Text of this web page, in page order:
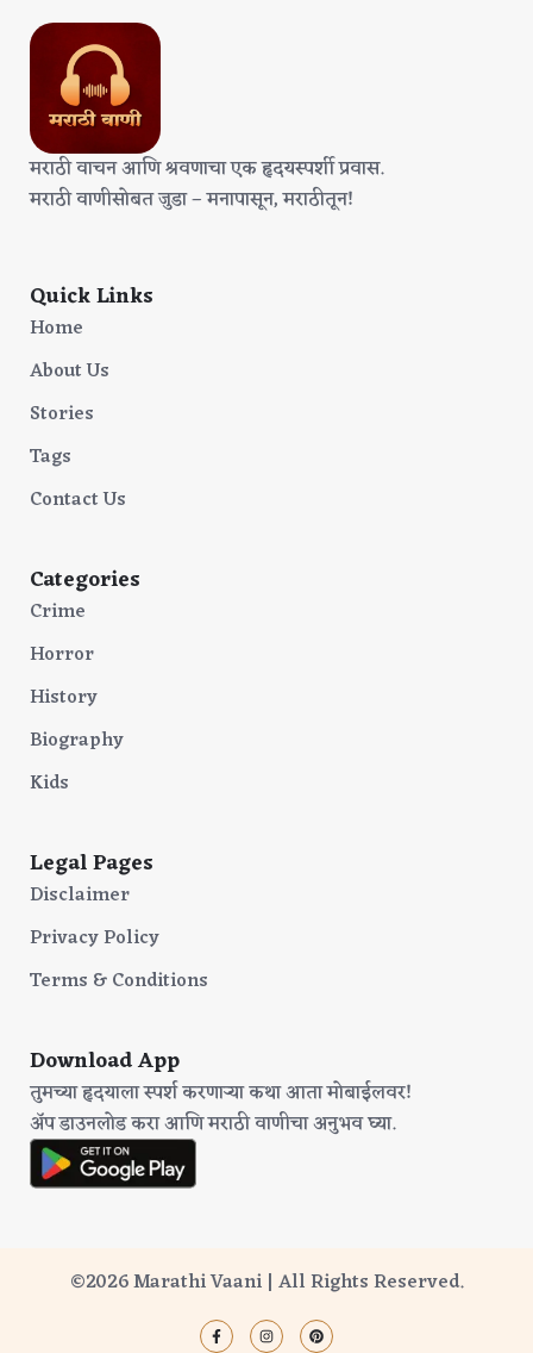
मराठी वाचन आणि श्रवणाचा एक हृदयस्पर्शी प्रवास.
मराठी वाणीसोबत जुडा – मनापासून, मराठीतून!
Quick Links
Home
About Us
Stories
Tags
Contact Us
Categories
Crime
Horror
History
Biography
Kids
Legal Pages
Disclaimer
Privacy Policy
Terms & Conditions
Download App
तुमच्या हृदयाला स्पर्श करणाऱ्या कथा आता मोबाईलवर!
अ‍ॅप डाउनलोड करा आणि मराठी वाणीचा अनुभव घ्या.
©2026 Marathi Vaani | All Rights Reserved.